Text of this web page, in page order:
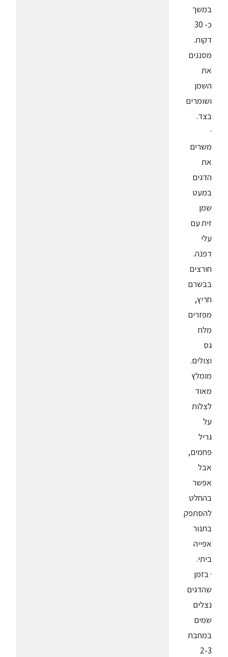
במשך
כ- 30
דקות.
מסננים
את
השמן
ושומרים
בצד.
·
משרים
את
הדגים
במעט
שמן
זית עם
עלי
דפנה.
חורצים
בבשרם
חריץ,
מפזרים
מלח
גס
וצולים.
מומלץ
מאוד
לצלות
על
גריל
פחמים,
אבל
אפשר
בהחלט
להסתפק
בתנור
אפייה
ביתי.
· בזמן
שהדגים
נצלים
שמים
במחבת
2-3